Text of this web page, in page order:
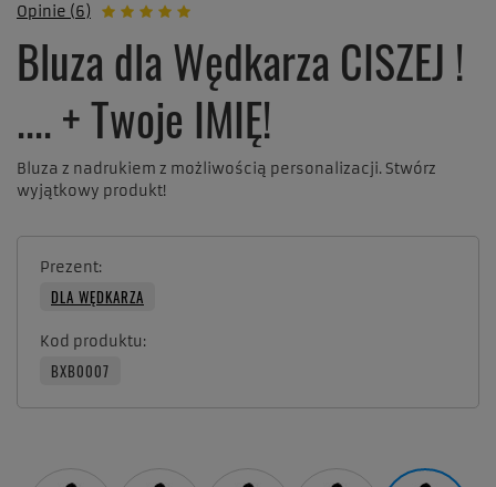
Opinie (6)
Bluza dla Wędkarza CISZEJ !
.... + Twoje IMIĘ!
Bluza z nadrukiem z możliwością personalizacji. Stwórz
wyjątkowy produkt!
Prezent
DLA WĘDKARZA
Kod produktu
BXB0007